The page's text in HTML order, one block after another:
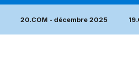
20.COM - décembre 2025